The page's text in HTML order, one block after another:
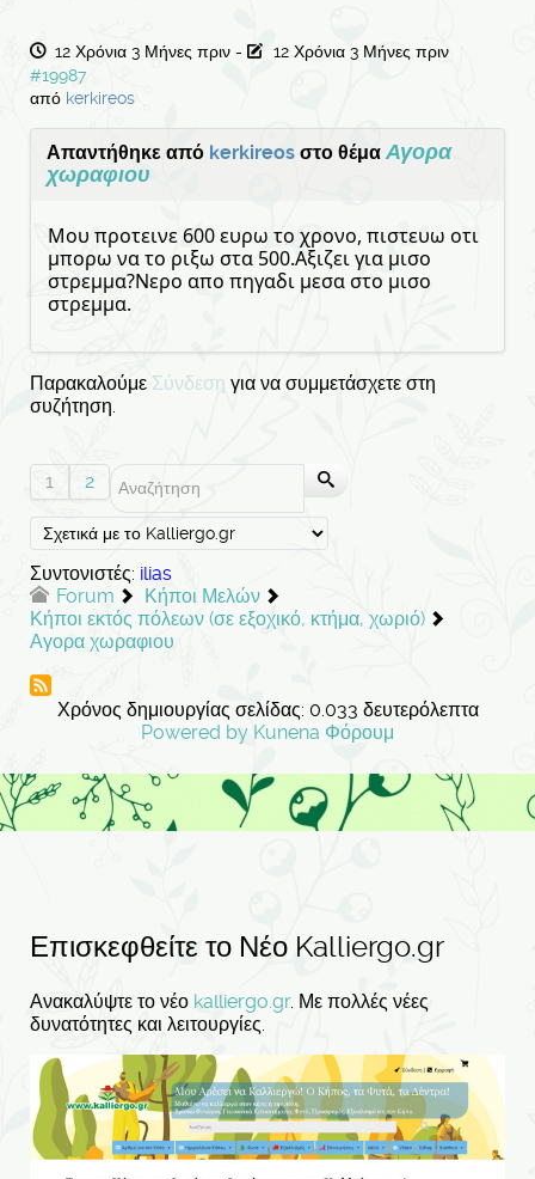
12 Χρόνια 3 Μήνες πριν -
12 Χρόνια 3 Μήνες πριν
#19987
από kerkireos
Απαντήθηκε από kerkireos στο θέμα Αγορα
χωραφιου
Μου προτεινε 600 ευρω το χρονο, πιστευω οτι
μπορω να το ριξω στα 500.Αξιζει για μισο
στρεμμα?Νερο απο πηγαδι μεσα στο μισο
στρεμμα.
Παρακαλούμε Σύνδεση για να συμμετάσχετε στη
συζήτηση.
1 2
Συντονιστές: ilias
Forum
Κήποι Μελών
Κήποι εκτός πόλεων (σε εξοχικό, κτήμα, χωριό)
Αγορα χωραφιου
Χρόνος δημιουργίας σελίδας: 0.033 δευτερόλεπτα
Powered by Kunena Φόρουμ
Επισκεφθείτε το Νέο Kalliergo.gr
Ανακαλύψτε το νέο kalliergo.gr. Με πολλές νέες
δυνατότητες και λειτουργίες.